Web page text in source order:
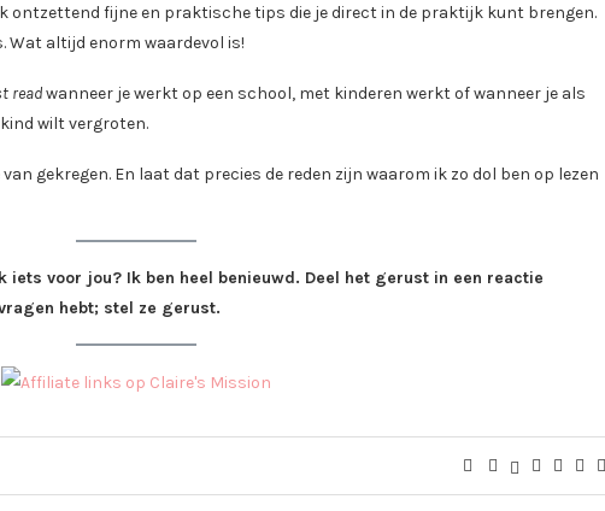
ontzettend fijne en praktische tips die je direct in de praktijk kunt brengen.
Wat altijd enorm waardevol is!
readwanneer je werkt op een school, met kinderen werkt of wanneer je als
wilt vergroten.
gekregen. En laat dat precies de reden zijn waarom ik zo dol ben op lezen
iets voor jou? Ik ben heel benieuwd. Deel het gerust in een reactie
hebt; stel ze gerust.